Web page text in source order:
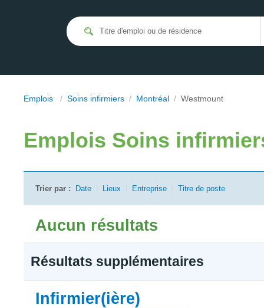
Emplois / Soins infirmiers / Montréal / Westmount
Emplois Soins
Trier par : Date Lieux Entreprise Titre de poste
Aucun résultats
Résultats supplémentaires
Infirmier(ière)